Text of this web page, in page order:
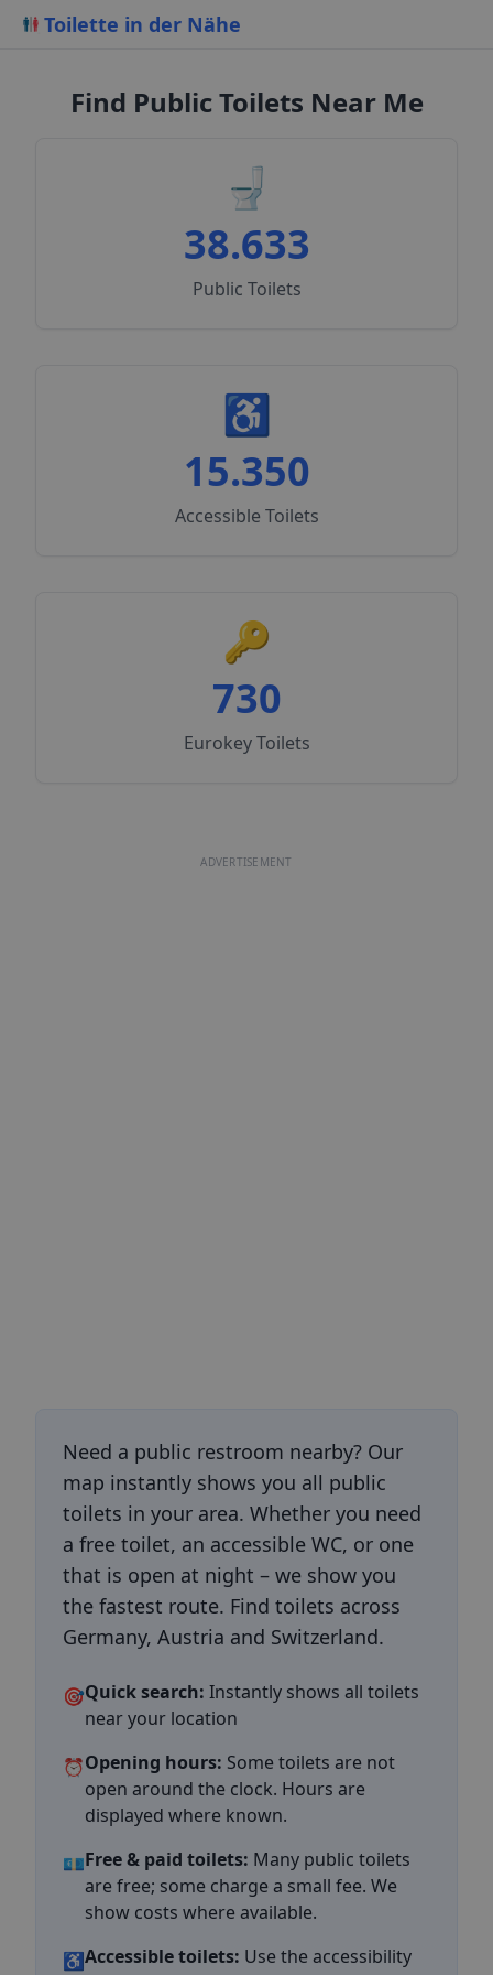
Toilette in der Nähe
Find Public Toilets Near Me
🚽
38.633
Public Toilets
♿
15.350
Accessible Toilets
🔑
730
Eurokey Toilets
ADVERTISEMENT
Need a public restroom nearby? Our
map instantly shows you all public
toilets in your area. Whether you need
a free toilet, an accessible WC, or one
that is open at night – we show you
the fastest route. Find toilets across
Germany, Austria and Switzerland.
🎯Quick search: Instantly shows all toilets
near your location
⏰Opening hours: Some toilets are not
open around the clock. Hours are
displayed where known.
💶Free & paid toilets: Many public toilets
are free; some charge a small fee. We
show costs where available.
♿ Accessible toilets: Use the accessibility